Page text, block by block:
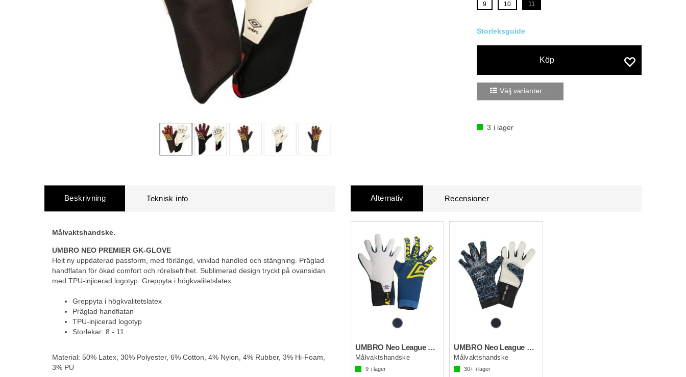
9 10 11
Köp
Välj varianter ...
3 i lager
Beskrivning
Målvaktshandske.
UMBRO NEO PREMIER GK-GLOVE
Helt ny uppdaterad passform, med förlängd, vinklad handled och stängning. Präglad
handflatan för ökad comfort och rörelsefrihet. Sublimerad design tryckt på ovansidan
med TPU-injicerad logotyp. Greppyta i högkvalitetslatex.
Greppyta i högkvalitetslatex
Präglad handflatan
TPU-injicerad logotyp
Storlekar: 8 - 11
Material: 50% Latex, 30% Polyester, 6% Cotton, 4% Nylon, 4% Rubber, 3% Hi-Foam,
3% PU
Alternativ Recensioner
UMBRO Neo League Glove
Målvaktshandske
9 i lager
UMBRO Neo League Glove
Målvaktshandske
30+ i lager